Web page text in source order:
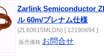
Zarlink Semiconductor
ル 60m/プレナム仕様
(ZL60615MLDN) [ 12190694 ]
販売価格 お問合せ